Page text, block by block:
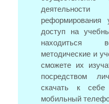
доступ на
находиться
методические и
сможете их
посредством
скачать к
мобильный